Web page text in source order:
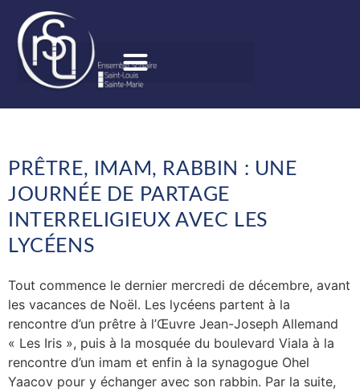
PRÊTRE, IMAM, RABBIN : UNE
JOURNÉE DE PARTAGE
INTERRELIGIEUX AVEC LES
LYCÉENS
Tout commence le dernier mercredi de décembre, avant
les vacances de Noël. Les lycéens partent à la
rencontre d’un prêtre à l’Œuvre Jean-Joseph Allemand
« Les Iris », puis à la mosquée du boulevard Viala à la
rencontre d’un imam et enfin à la synagogue Ohel
Yaacov pour y échanger avec son rabbin. Par la suite,